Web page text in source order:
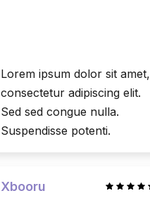
Lorem ipsum dolor sit amet,
consectetur adipiscing elit.
Sed sed congue nulla.
Suspendisse potenti.
Xbooru